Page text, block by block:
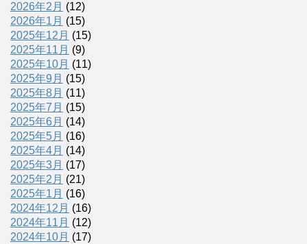
2026年2月 (12)
2026年1月 (15)
2025年12月 (15)
2025年11月 (9)
2025年10月 (11)
2025年9月 (15)
2025年8月 (11)
2025年7月 (15)
2025年6月 (14)
2025年5月 (16)
2025年4月 (14)
2025年3月 (17)
2025年2月 (21)
2025年1月 (16)
2024年12月 (16)
2024年11月 (12)
2024年10月 (17)